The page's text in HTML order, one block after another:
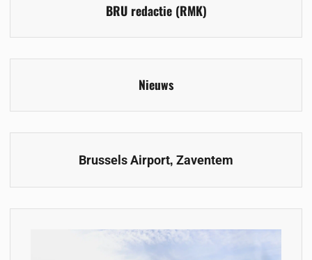
BRU redactie (RMK)
Nieuws
Brussels Airport, Zaventem